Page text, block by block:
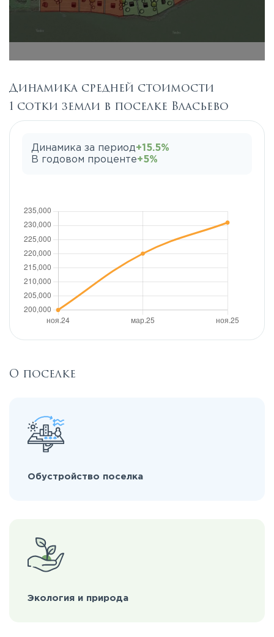
Динамика средней стоимости
1 сотки земли в поселке Власьево
Динамика за период+15.5%
В годовом проценте+5%
О поселке
Обустройство поселка
Экология и природа